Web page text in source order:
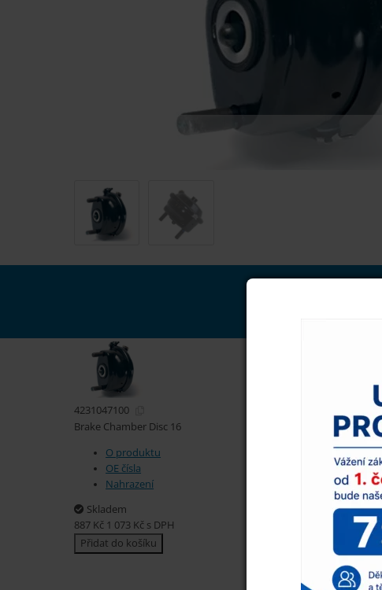
4231047100
Brake Chamber Disc 16
O produktu
OE čísla
Nahrazení
Skladem
887 Kč 1 073 Kč s DPH
Přidat do košíku